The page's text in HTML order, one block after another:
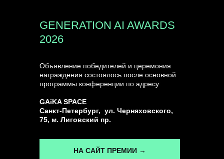
Объявление победителей и церемония
награждения состоялось после основной
программы конференции по адресу:
GAiKA SPACE
Санкт-Петербург, ул. Черняховского,
75, м. Лиговский пр.
GENERATION AI AWARDS
2026
НА САЙТ ПРЕМИИ →
ГЕНЕРАЛЬНЫЙ ИНФОПАРТНЕР
CONVERSATIONS